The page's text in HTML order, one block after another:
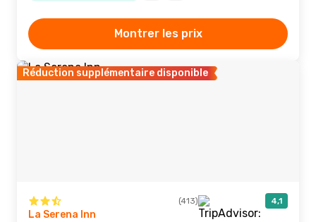
Montrer les prix
Réduction supplémentaire disponible
(413) 4,1
La Serena Inn